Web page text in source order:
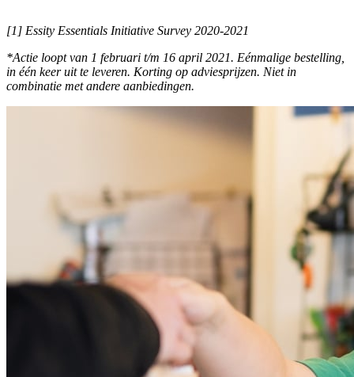
[1] Essity Essentials Initiative Survey 2020-2021
*Actie loopt van 1 februari t/m 16 april 2021. Eénmalige bestelling,
in één keer uit te leveren. Korting op adviesprijzen. Niet in
combinatie met andere aanbiedingen.